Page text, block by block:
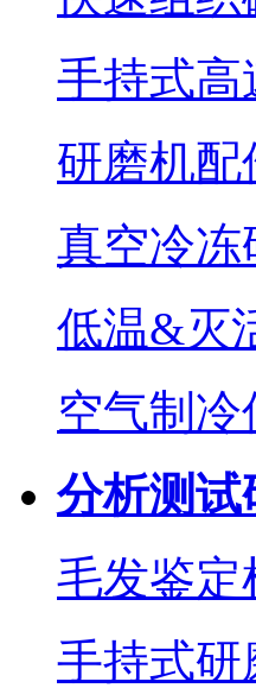
手持式高
研磨机配
真空冷冻
低温&灭
空气制冷
分析测试
毛发鉴定
手持式研